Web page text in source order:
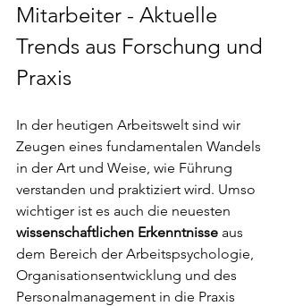
Mitarbeiter - Aktuelle
Trends aus Forschung und
Praxis
In der heutigen Arbeitswelt sind wir
Zeugen eines fundamentalen Wandels
in der Art und Weise, wie Führung
verstanden und praktiziert wird. Umso
wichtiger ist es auch die neuesten
wissenschaftlichen Erkenntnisse aus
dem Bereich der Arbeitspsychologie,
Organisationsentwicklung und des
Personalmanagement in die Praxis